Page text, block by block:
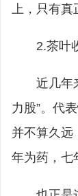
上，只有真
2.茶叶收
近几年来
力股”。代
并不算久远
年为药，七